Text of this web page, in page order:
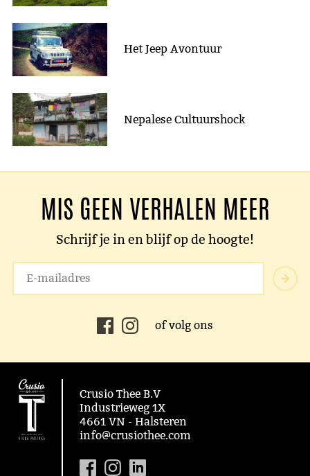
Het Jeep Avontuur
Nepalese Cultuurshock
MIS GEEN VERHALEN MEER
Schrijf je in en blijf op de hoogte!
of volg ons
Crusio Thee B.V
Industrieweg 1X
4661 VN - Halsteren
info@crusiothee.com